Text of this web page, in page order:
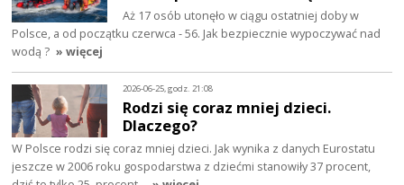
Aż 17 osób utonęło w ciągu ostatniej doby w
Polsce, a od początku czerwca - 56. Jak bezpiecznie wypoczywać nad
wodą ? » więcej
2026-06-25, godz. 21:08
Rodzi się coraz mniej dzieci.
Dlaczego?
W Polsce rodzi się coraz mniej dzieci. Jak wynika z danych Eurostatu
jeszcze w 2006 roku gospodarstwa z dziećmi stanowiły 37 procent,